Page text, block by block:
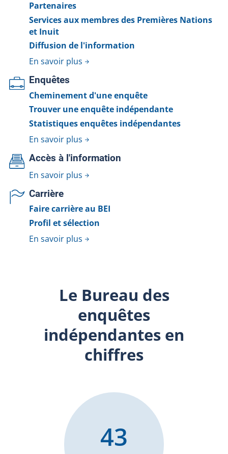
Partenaires
Services aux membres des Premières Nations
et Inuit
Diffusion de l'information
En savoir plus
Enquêtes
Cheminement d'une enquête
Trouver une enquête indépendante
Statistiques enquêtes indépendantes
En savoir plus
Accès à l'information
En savoir plus
Carrière
Faire carrière au BEI
Profil et sélection
En savoir plus
Le Bureau des
enquêtes
indépendantes en
chiffres
43